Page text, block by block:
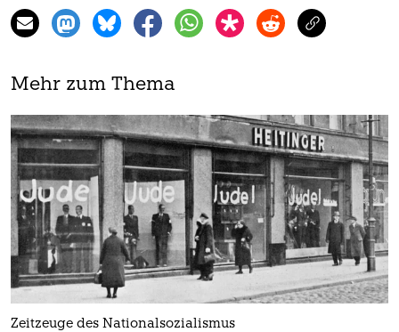
Mehr zum Thema
Zeitzeuge des Nationalsozialismus